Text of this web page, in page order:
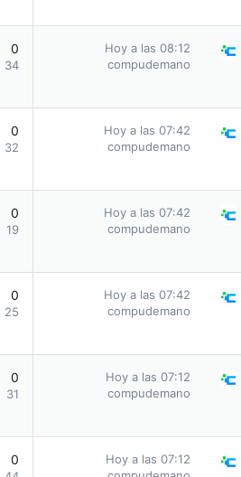
0
34
Hoy a las 08:12
compudemano
0
32
Hoy a las 07:42
compudemano
0
19
Hoy a las 07:42
compudemano
0
25
Hoy a las 07:42
compudemano
0
31
Hoy a las 07:12
compudemano
0
Hoy a las 07:12